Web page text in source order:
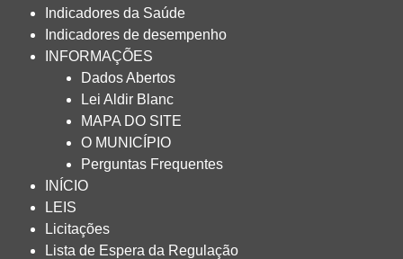
Indicadores da Saúde
Indicadores de desempenho
INFORMAÇÕES
Dados Abertos
Lei Aldir Blanc
MAPA DO SITE
O MUNICÍPIO
Perguntas Frequentes
INÍCIO
LEIS
Licitações
Lista de Espera da Regulação